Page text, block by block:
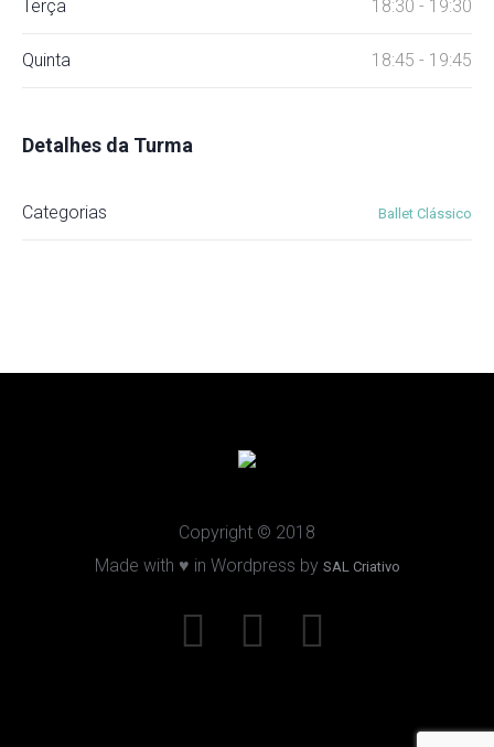
Terça 18:30 - 19:30
Quinta 18:45 - 19:45
Detalhes da Turma
Categorias Ballet Clássico
Copyright © 2018
Made with ♥ in Wordpress by SAL Criativo